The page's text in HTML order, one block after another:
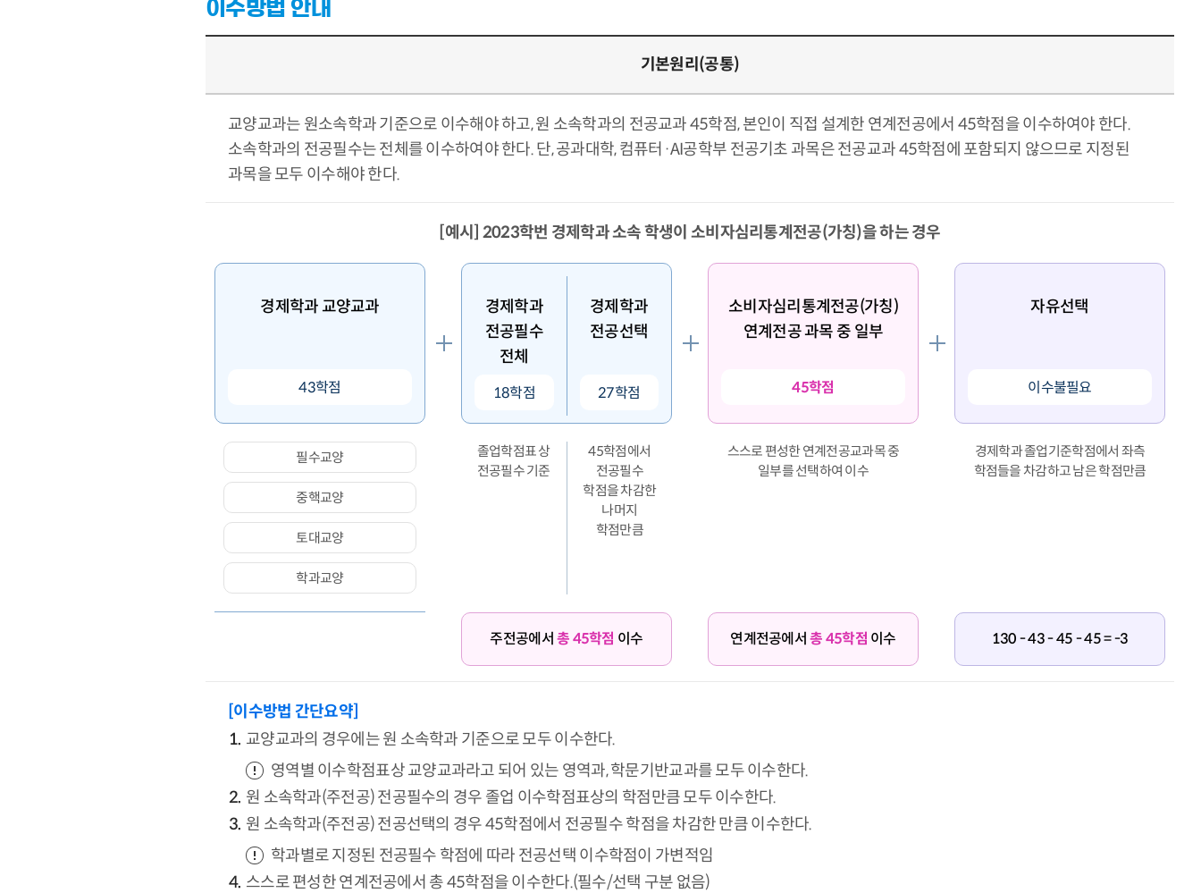
이수방법 안내
기본원리(공통)
교양교과는 원소속학과 기준으로 이수해야 하고, 원 소속학과의 전공교과 45학점, 본인이 직접 설계한 연계전공에서 45학점을 이수하여야 한다.
소속학과의 전공필수는 전체를 이수하여야 한다. 단, 공과대학, 컴퓨터·AI공학부 전공기초 과목은 전공교과 45학점에 포함되지 않으므로 지정된
과목을 모두 이수해야 한다.
[예시] 2023학번 경제학과 소속 학생이 소비자심리통계전공(가칭)을 하는 경우
경제학과 교양교과
43학점
필수교양
중핵교양
토대교양
학과교양
경제학과
전공필수
전체
18학점
경제학과
전공선택
27학점
졸업학점표 상
전공필수 기준
45학점에서
전공필수
학점을 차감한
나머지
학점만큼
주전공에서총 45학점 이수
소비자심리통계전공(가칭)
연계전공 과목 중 일부
45학점
스스로 편성한 연계전공교과목 중
일부를 선택하여 이수
연계전공에서총 45학점 이수
자유선택
이수불필요
경제학과 졸업기준학점에서 좌측
학점들을 차감하고 남은 학점만큼
130 - 43 - 45 - 45 = -3
[이수방법 간단요약]
교양교과의 경우에는 원 소속학과 기준으로 모두 이수한다.
영역별 이수학점표상 교양교과라고 되어 있는 영역과, 학문기반교과를 모두 이수한다.
원 소속학과(주전공) 전공필수의 경우 졸업 이수학점표상의 학점만큼 모두 이수한다.
원 소속학과(주전공) 전공선택의 경우 45학점에서 전공필수 학점을 차감한 만큼 이수한다.
학과별로 지정된 전공필수 학점에 따라 전공선택 이수학점이 가변적임
스스로 편성한 연계전공에서 총 45학점을 이수한다.(필수/선택 구분 없음)